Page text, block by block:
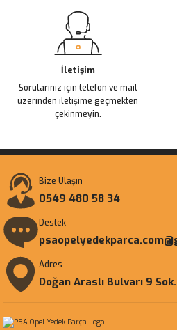
İletişim
Sorularınız için telefon ve mail
üzerinden iletişime geçmekten
çekinmeyin.
Bize Ulaşın
0549 480 58 34
Destek
Adres
Doğan Araslı Bulvarı 9